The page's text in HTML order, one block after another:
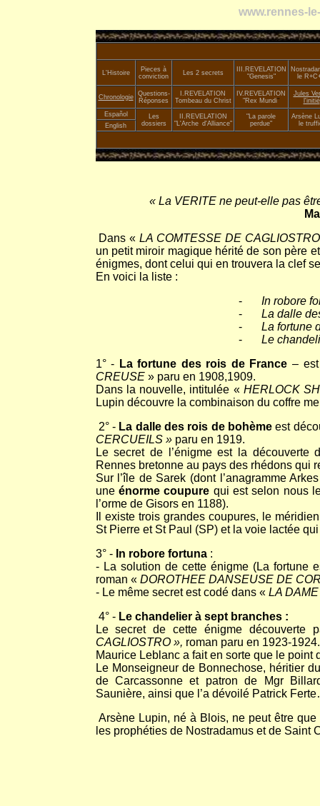
www.rennes-
L'Histoire
Pieces à
conviction
Les 2 secrets III. REVELATION
"Genesis"
le
Chronologie
Questions-
Réponses
I.REVELATION
Tombeau du Christ
IV.REVELATION
"Rex Mundi"
Jules
l'initié
Español
Les
dossiers
II. REVELATION
"L'Arche_ d'Alliance"
"La parole
perdue"
Arsène
le
English
« La VERITE ne peut-elle pas
Dans «LA COMTESSE DE CAGLIOSTRO
un petit miroir magique hérité de son père
énigmes, dont celui qui en trouvera la clef
En voici la liste :
-
In robore
-
La dalle
-
La fortune
-
Le
1° - La fortune des rois de France –
CREUSE» paru en 1908,1909.
Dans la nouvelle, intitulée « HERLOCK
Lupin découvre la combinaison du coffre
2° - La dalle des rois de bohèmeest
CERCUEILS »paru en 1919.
Le secret de l’énigme est la découverte
Rennes bretonne au pays des rhédons qui
Sur l’île de Sarek (dont l’anagramme
une énorme coupure qui est selon nous
l’orme de Gisors en 1188).
Il existe trois grandes coupures, le
St Pierre et St Paul (SP) et la voie lactée
3° - In robore fortuna:
- La solution de cette énigme (La fortune
roman « DOROTHEE DANSEUSE DE
- Le même secret est codé dans « LA
4° - Le chandelier à sept branches :
Le secret de cette énigme
CAGLIOSTRO », roman paru en 1923-1924.
Maurice Leblanc a fait en sorte que le
Le Monseigneur de Bonnechose, héritier
de Carcassonne et patron de Mgr
Saunière, ainsi que l’a dévoilé Patrick
Arsène Lupin, né à Blois, ne peut être
les prophéties de Nostradamus et de Saint